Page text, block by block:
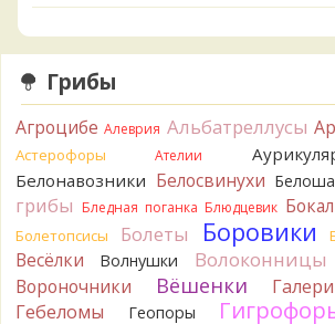
Verona
информативные фото. То, что есть
вопросы.
11 часов назад
Павел
Может и постия, только совсем
берёзы, и гименофор шипчатый; или что-
По мере напитывания соком приобретает
пикантного (по типу чесночного) мяса
Думаю, заморозить или засушить, до
Спасибо за вариант
11 часов назад
Грибы
Агроцибе Алеврия Альбатреллусы
Астерофоры
Ателии
Белонавозники Белосвинухи
грибы Бледная поганка Блюдцевик
Болетопсисы Болеты Боровики
Весёлки Волнушки Волоконницы
Вороночники Вёшенки
Гебеломы Геопоры